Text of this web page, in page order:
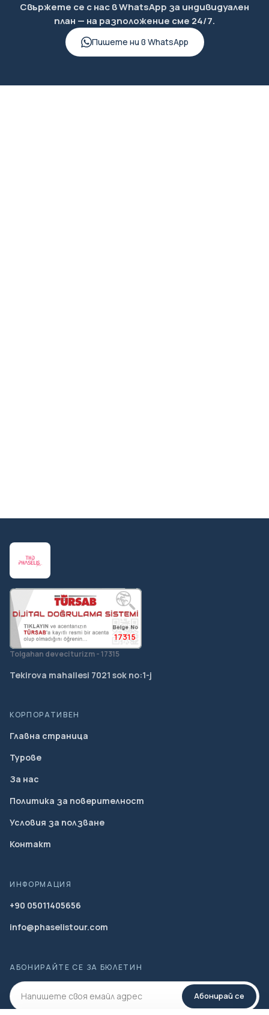
Свържете се с нас в WhatsApp за индивидуален
план — на разположение сме 24/7.
Пишете ни в WhatsApp
17315
Tolgahan deveci turizm - 17315
Tekirova mahallesi 7021 sok no:1-j
КОРПОРАТИВЕН
Главна страница
Турове
За нас
Политика за поверителност
Условия за ползване
Контакт
ИНФОРМАЦИЯ
+90 05011405656
info@phaselistour.com
АБОНИРАЙТЕ СЕ ЗА БЮЛЕТИН
Абонирай се